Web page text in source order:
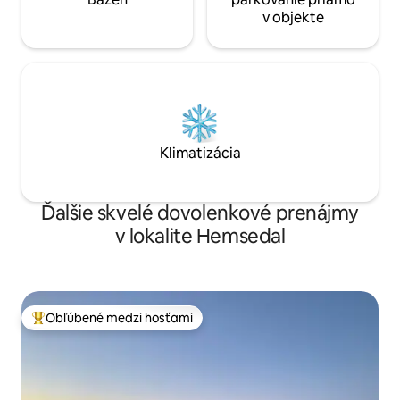
v objekte
Klimatizácia
Ďalšie skvelé dovolenkové prenájmy
v lokalite Hemsedal
Najobľúbenejšie medzi hosťami
Obľúbené medzi hosťami